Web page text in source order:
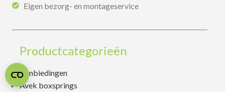
Eigen bezorg- en montageservice
Productcategorieën
Aanbiedingen
Avek boxsprings